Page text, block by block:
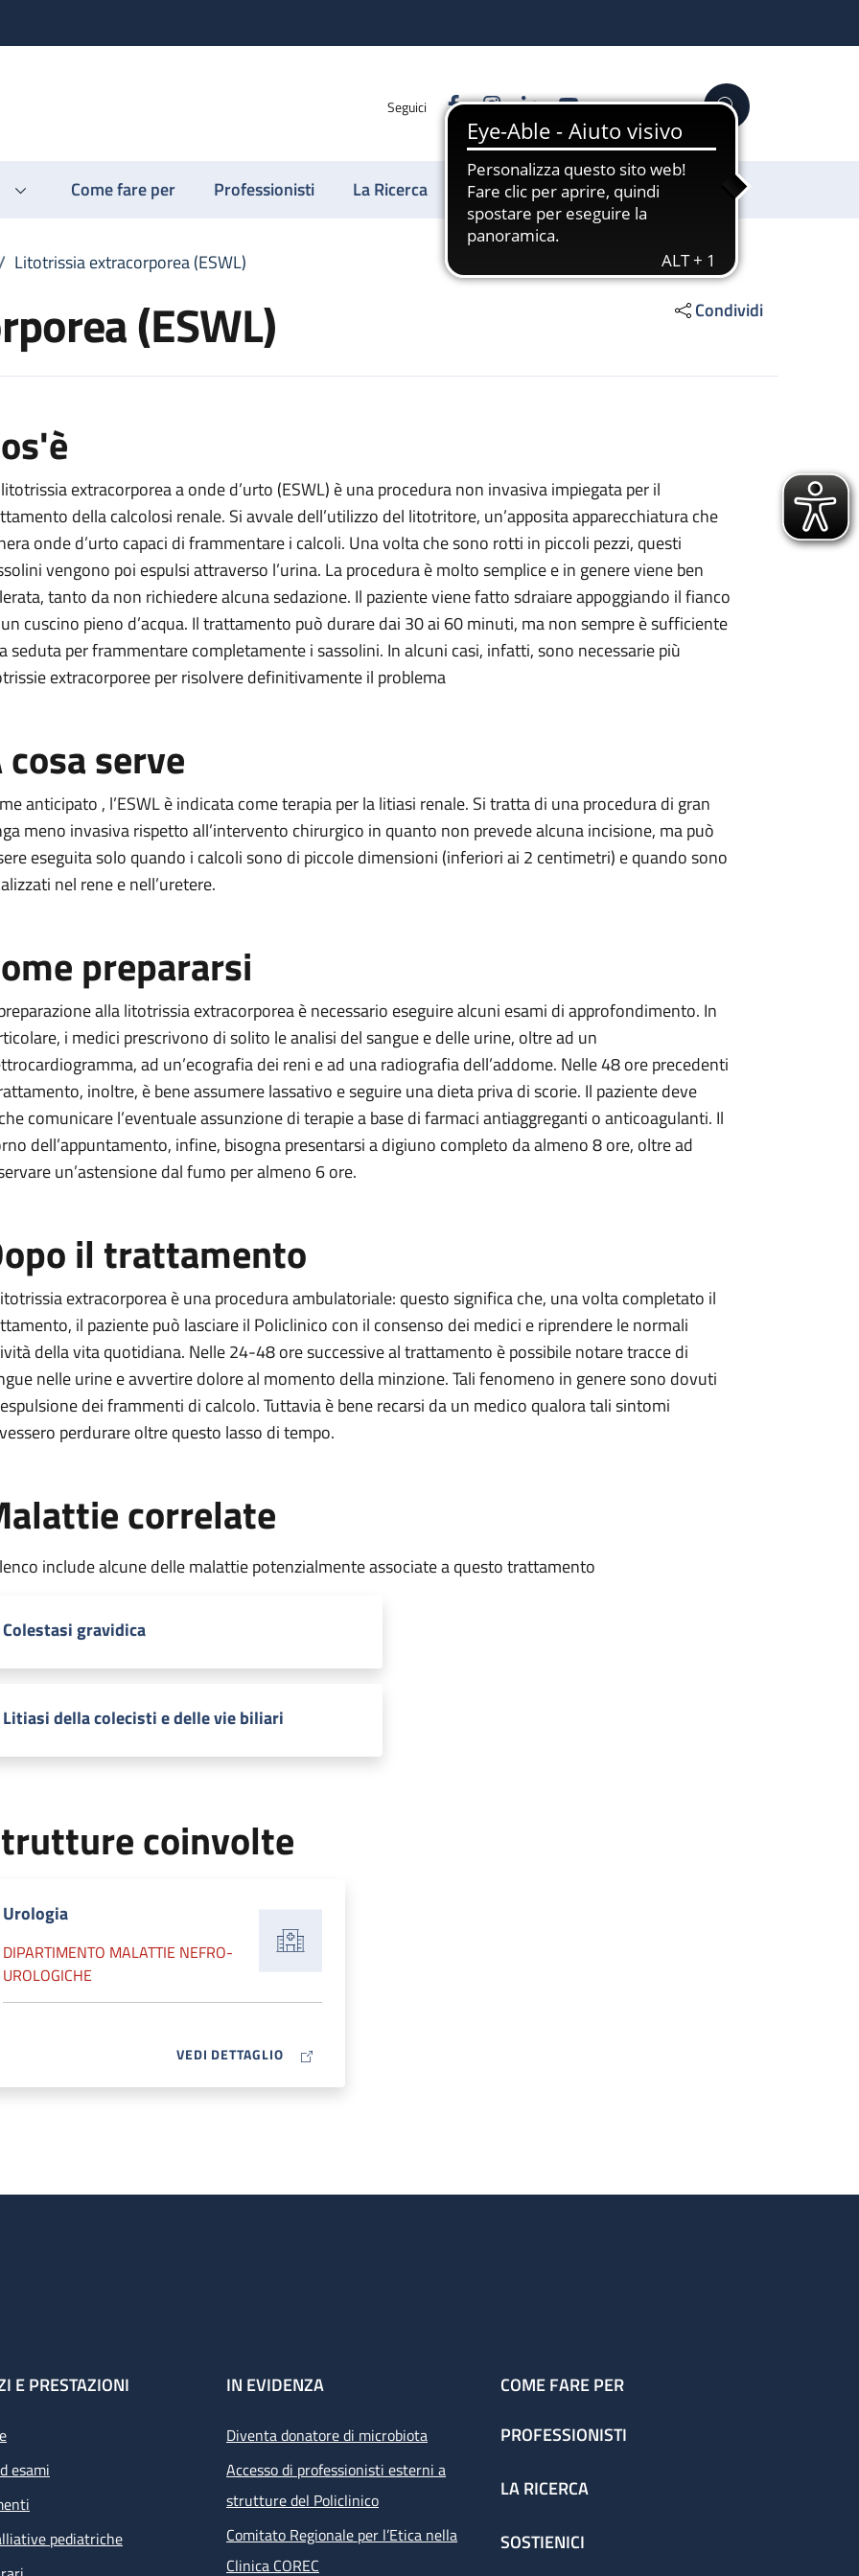
Seguici FacebookInstagram
LinkedinYouTube Cerca
Come fare per Professionisti La Ricerca Sostienici
Litotrissia extracorporea (ESWL)
(ESWL) Condividi
(ESWL)
(ESWL)
(ESWL)
(ESWL)
extracorporea a onde d’urto (ESWL) è una procedura non invasiva impiegata per il
della calcolosi renale. Si avvale dell’utilizzo del litotritore, un’apposita apparecchiatura che
onde d’urto capaci di frammentare i calcoli. Una volta che sono rotti in piccoli pezzi, questi
vengono poi espulsi attraverso l’urina. La procedura è molto semplice e in genere viene ben
tanto da non richiedere alcuna sedazione. Il paziente viene fatto sdraiare appoggiando il fianco
cuscino pieno d’acqua. Il trattamento può durare dai 30 ai 60 minuti, ma non sempre è sufficiente
seduta per frammentare completamente i sassolini. In alcuni casi, infatti, sono necessarie più
extracorporee per risolvere definitivamente il problema
cosa serve
anticipato , l’ESWL è indicata come terapia per la litiasi renale. Si tratta di una procedura di gran
meno invasiva rispetto all’intervento chirurgico in quanto non prevede alcuna incisione, ma può
eseguita solo quando i calcoli sono di piccole dimensioni (inferiori ai 2 centimetri) e quando sono
nel rene e nell’uretere.
prepararsi
alla litotrissia extracorporea è necessario eseguire alcuni esami di approfondimento. In
i medici prescrivono di solito le analisi del sangue e delle urine, oltre ad un
ad un’ecografia dei reni e ad una radiografia dell’addome. Nelle 48 ore precedenti
inoltre, è bene assumere lassativo e seguire una dieta priva di scorie. Il paziente deve
comunicare l’eventuale assunzione di terapie a base di farmaci antiaggreganti o anticoagulanti. Il
dell’appuntamento, infine, bisogna presentarsi a digiuno completo da almeno 8 ore, oltre ad
un’astensione dal fumo per almeno 6 ore.
il trattamento
extracorporea è una procedura ambulatoriale: questo significa che, una volta completato il
il paziente può lasciare il Policlinico con il consenso dei medici e riprendere le normali
della vita quotidiana. Nelle 24-48 ore successive al trattamento è possibile notare tracce di
nelle urine e avvertire dolore al momento della minzione. Tali fenomeno in genere sono dovuti
dei frammenti di calcolo. Tuttavia è bene recarsi da un medico qualora tali sintomi
perdurare oltre questo lasso di tempo.
correlate
include alcune delle malattie potenzialmente associate a questo trattamento
Colestasi gravidica
Litiasi della colecisti e delle vie biliari
coinvolte
Urologia
DIPARTIMENTO MALATTIE NEFRO-
UROLOGICHE
VEDI DETTAGLIOMAP ICON
E PRESTAZIONI
esami
pediatriche
IN EVIDENZA
Diventa donatore di microbiota
Accesso di professionisti esterni a
strutture del Policlinico
Comitato Regionale per l’Etica nella
Clinica COREC
COME FARE PER
PROFESSIONISTI
LA RICERCA
SOSTIENICI